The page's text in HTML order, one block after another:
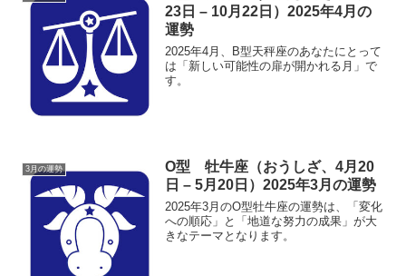
23日 – 10月22日）2025年4月の
運勢
2025年4月、B型天秤座のあなたにとって
は「新しい可能性の扉が開かれる月」で
す。
3月の運勢
O型 牡牛座（おうしざ、4月20
日 – 5月20日）2025年3月の運勢
2025年3月のO型牡牛座の運勢は、「変化
への順応」と「地道な努力の成果」が大
きなテーマとなります。